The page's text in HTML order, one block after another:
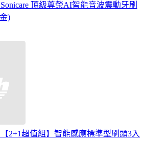
頂級尊榮AI智能音波震動牙刷
)
2+1超值組】智能感應標準型刷頭3入